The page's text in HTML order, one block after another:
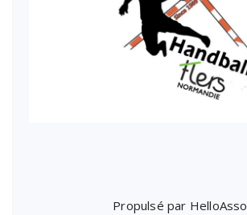
Propulsé par HelloAsso